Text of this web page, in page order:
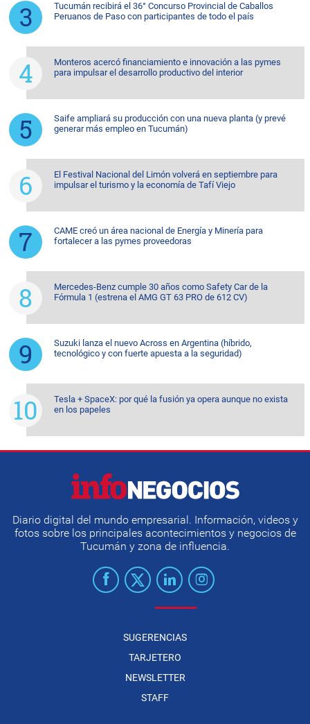
Tucumán recibirá el 36° Concurso Provincial de Caballos
Peruanos de Paso con participantes de todo el país
Monteros acercó financiamiento e innovación a las pymes
para impulsar el desarrollo productivo del interior
Saife ampliará su producción con una nueva planta (y prevé
generar más empleo en Tucumán)
El Festival Nacional del Limón volverá en septiembre para
impulsar el turismo y la economía de Tafí Viejo
CAME creó un área nacional de Energía y Minería para
fortalecer a las pymes proveedoras
Mercedes-Benz cumple 30 años como Safety Car de la
Fórmula 1 (estrena el AMG GT 63 PRO de 612 CV)
Suzuki lanza el nuevo Across en Argentina (híbrido,
tecnológico y con fuerte apuesta a la seguridad)
Tesla + SpaceX: por qué la fusión ya opera aunque no exista
en los papeles
Diario digital del mundo empresarial. Información, videos y
fotos sobre los principales acontecimientos y negocios de
Tucumán y zona de influencia.
SUGERENCIAS
TARJETERO
NEWSLETTER
STAFF